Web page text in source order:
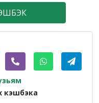
кэшбэка